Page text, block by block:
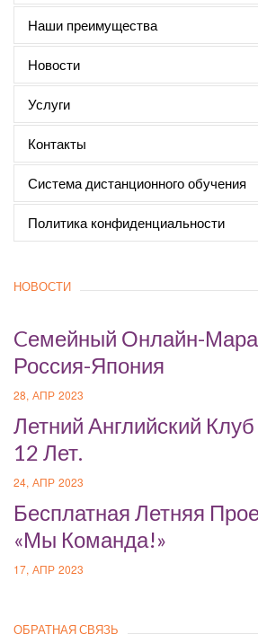
Наши преимущества
Новости
Услуги
Контакты
Система дистанционного обучения
Политика конфиденциальности
НОВОСТИ
Cемейный Онлайн-
Россия-Япония
28, АПР 2023
Летний Английский
12 Лет.
24, АПР 2023
Бесплатная Летняя
«Мы Команда!»
17, АПР 2023
ОБРАТНАЯ СВЯЗЬ